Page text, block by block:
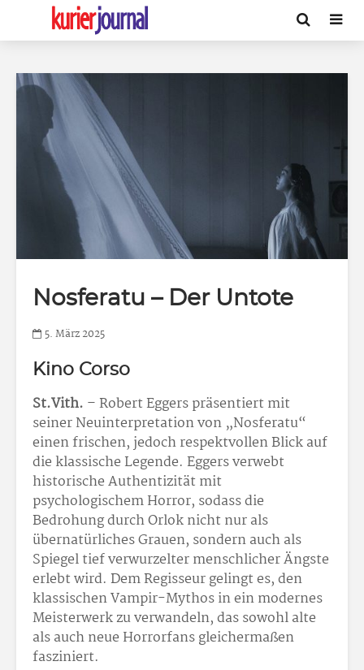
Nosferatu – Der Untote
5. März 2025
Kino Corso
St.Vith. – Robert Eggers präsentiert mit
seiner Neuinterpretation von „Nosferatu“
einen frischen, jedoch respektvollen Blick auf
die klassische Legende. Eggers verwebt
historische Authentizität mit
psychologischem Horror, sodass die
Bedrohung durch Orlok nicht nur als
übernatürliches Grauen, sondern auch als
Spiegel tief verwurzelter menschlicher Ängste
erlebt wird. Dem Regisseur gelingt es, den
klassischen Vampir-Mythos in ein modernes
Meisterwerk zu verwandeln, das sowohl alte
als auch neue Horrorfans gleichermaßen
fasziniert.